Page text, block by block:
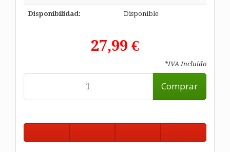
Disponibilidad: Disponible
27,99 €
*IVA Incluido
Comprar